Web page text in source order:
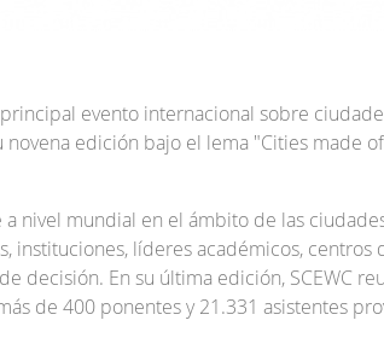
principal evento internacional sobre
edición bajo el lema "Cities made
nivel mundial en el ámbito de las
instituciones, líderes académicos, centros
decisión. En su última edición, SCEWC
de 400 ponentes y 21.331 asistentes